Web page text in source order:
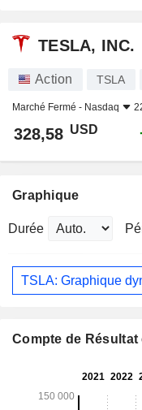
TESLA, INC.
Action TSLA
Marché Fermé - Nasdaq
328,58 USD
Graphique
Durée
TSLA: Graphique
Compte de